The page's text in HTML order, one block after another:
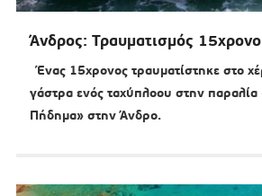
Άνδρος: Τραυματισμός
Ένας 15χρονος τραυματίστηκε στο
γάστρα ενός ταχύπλοου στην παραλία
Πήδημα» στην Άνδρο.